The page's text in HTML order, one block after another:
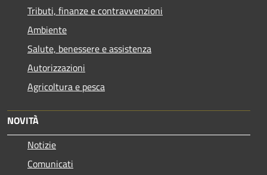
Tributi, finanze e contravvenzioni
Ambiente
Salute, benessere e assistenza
Autorizzazioni
Agricoltura e pesca
NOVITÀ
Notizie
Comunicati